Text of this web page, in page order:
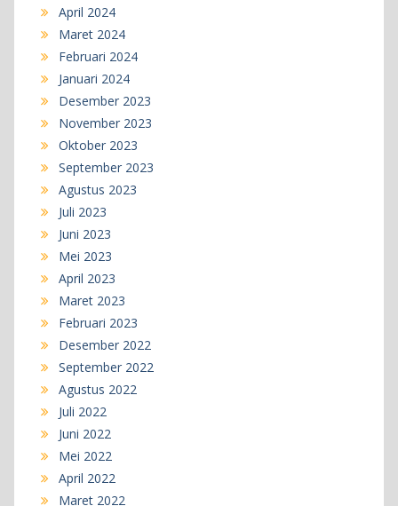
April 2024
Maret 2024
Februari 2024
Januari 2024
Desember 2023
November 2023
Oktober 2023
September 2023
Agustus 2023
Juli 2023
Juni 2023
Mei 2023
April 2023
Maret 2023
Februari 2023
Desember 2022
September 2022
Agustus 2022
Juli 2022
Juni 2022
Mei 2022
April 2022
Maret 2022